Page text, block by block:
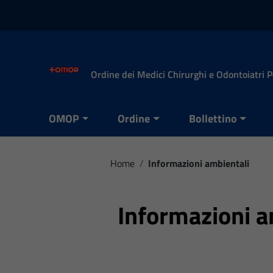
Ordine dei Medici Chirurghi e Odontoiatri
OMOP Ordine Bollettino
Home / Informazioni ambientali
Informazioni